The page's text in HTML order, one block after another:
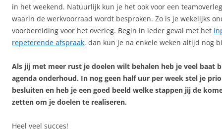
in het weekend. Natuurlijk kun je het ook voor een
waarin de werkvoorraad wordt besproken. Zo is je wekelijks
voorbereiding voor het overleg. Begin in ieder geval met het
repeterende afspraak, dan kun je na enkele weken altijd nog
Als jij met meer rust je doelen wilt behalen heb je veel baat
agenda onderhoud. In nog geen half uur per week stel je
besluiten en heb je een goed beeld welke stappen jij de
zetten om je doelen te realiseren.
Heel veel succes!